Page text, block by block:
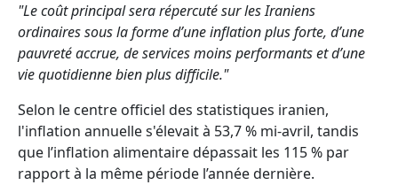
"Le coût principal sera répercuté sur les Iraniens
ordinaires sous la forme d’une inflation plus forte, d’une
pauvreté accrue, de services moins performants et d’une
vie quotidienne bien plus difficile."
Selon le centre officiel des statistiques iranien,
l'inflation annuelle s'élevait à 53,7 % mi-avril, tandis
que l’inflation alimentaire dépassait les 115 % par
rapport à la même période l’année dernière.